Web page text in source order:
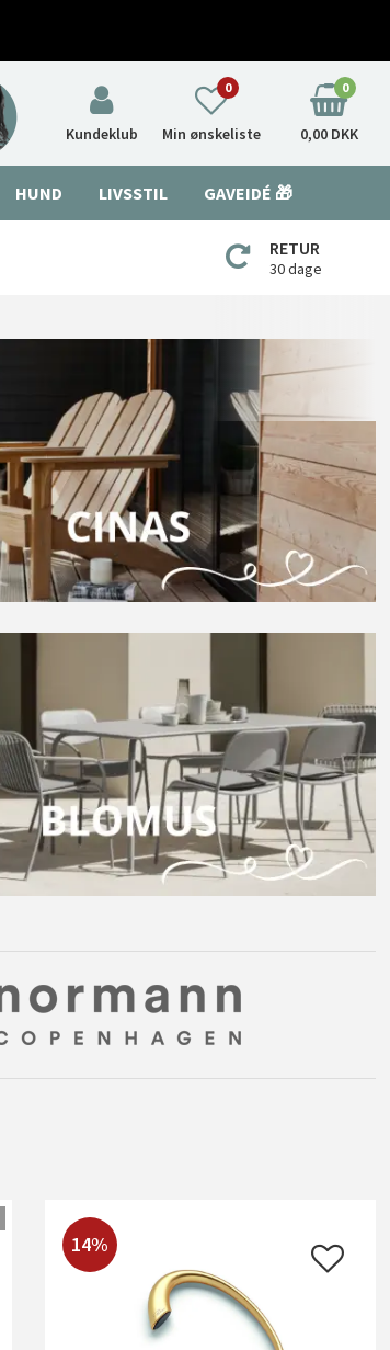
Kundeklub Min ønskeliste
0 0
0,00 DKK
HUND LIVSSTIL GAVEIDÉ 🎁
RETUR
30 dage
14%